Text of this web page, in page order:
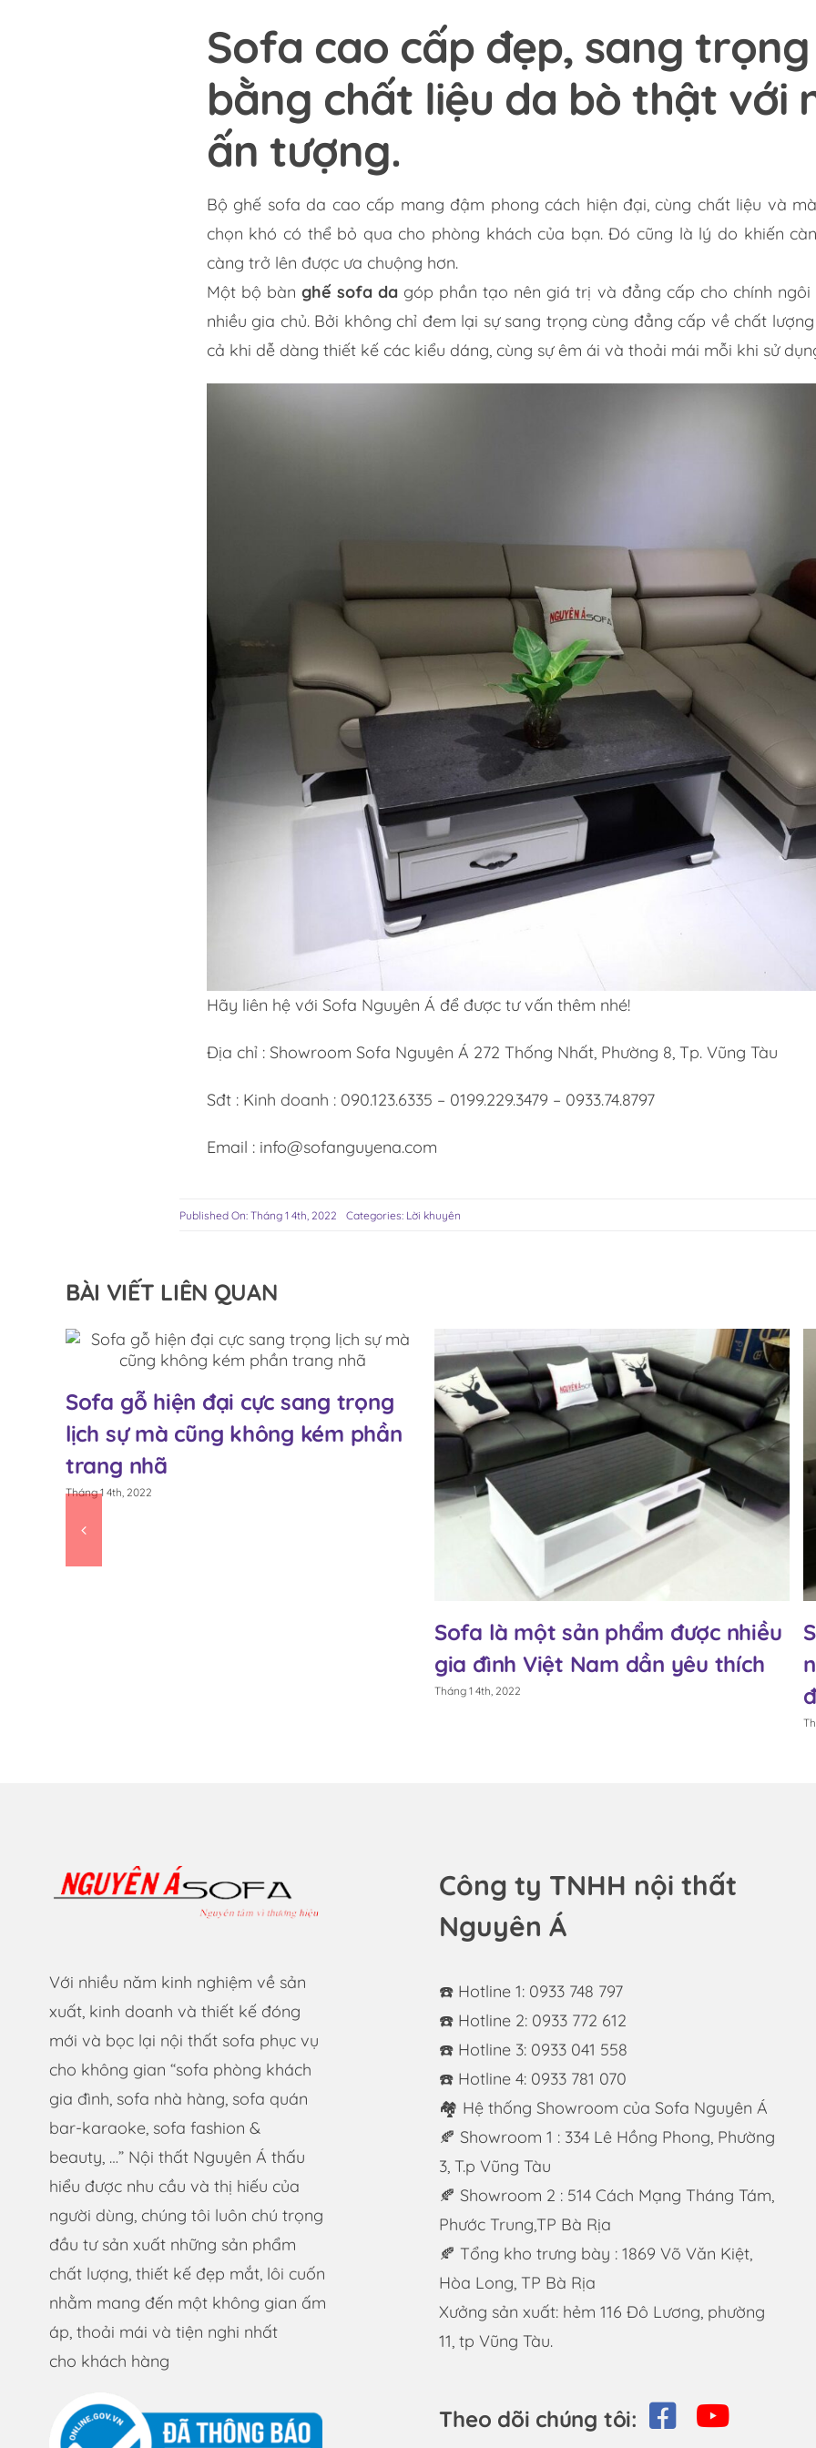
Sofa cao cấp đẹp, sang
bằng chất liệu da bò thật với
ấn tượng.
Bộ ghế sofa da cao cấp mang đậm phong cách hiện đại, cùng chất liệu và
chọn khó có thể bỏ qua cho phòng khách của bạn. Đó cũng là lý do khiến
càng trở lên được ưa chuộng hơn.
Một bộ bàn ghế sofa da góp phần tạo nên giá trị và đẳng cấp cho chính
nhiều gia chủ. Bởi không chỉ đem lại sự sang trọng cùng đẳng cấp về chất
cả khi dễ dàng thiết kế các kiểu dáng, cùng sự êm ái và thoải mái mỗi khi sử
Hãy liên hệ với Sofa Nguyên Á để được tư vấn thêm nhé!
Địa chỉ : Showroom Sofa Nguyên Á 272 Thống Nhất, Phường 8, Tp. Vũng Tàu
Sđt : Kinh doanh : 090.123.6335 – 0199.229.3479 – 0933.74.8797
Email : info@sofanguyena.com
Published On: Tháng 1 4th, 2022 Categories: Lời khuyên
BÀI VIẾT LIÊN QUAN
Sofa gỗ hiện đại cực sang trọng
lịch sự mà cũng không kém phần
trang nhã
Tháng 1 4th, 2022
Sofa là một sản phẩm được nhiều
gia đình Việt Nam dần yêu thích
Tháng 1 4th, 2022
Với nhiều năm kinh nghiệm về sản
xuất, kinh doanh và thiết kế đóng
mới và bọc lại nội thất sofa phục vụ
cho không gian “sofa phòng khách
gia đình, sofa nhà hàng, sofa quán
bar-karaoke, sofa fashion &
beauty, …” Nội thất Nguyên Á thấu
hiểu được nhu cầu và thị hiếu của
người dùng, chúng tôi luôn chú trọng
đầu tư sản xuất những sản phẩm
chất lượng, thiết kế đẹp mắt, lôi cuốn
nhằm mang đến một không gian ấm
áp, thoải mái và tiện nghi nhất
cho khách hàng
Công ty TNHH nội thất
Nguyên Á
☎️ Hotline 1: 0933 748 797
☎️ Hotline 2: 0933 772 612
☎️ Hotline 3: 0933 041 558
☎️ Hotline 4: 0933 781 070
🏘 Hệ thống Showroom của Sofa Nguyên Á
🍂 Showroom 1 : 334 Lê Hồng Phong, Phường
3, T.p Vũng Tàu
🍂 Showroom 2 : 514 Cách Mạng Tháng Tám,
Phước Trung,TP Bà Rịa
🍂 Tổng kho trưng bày : 1869 Võ Văn Kiệt,
Hòa Long, TP Bà Rịa
Xưởng sản xuất: hẻm 116 Đô Lương, phường
11, tp Vũng Tàu.
Theo dõi chúng tôi: